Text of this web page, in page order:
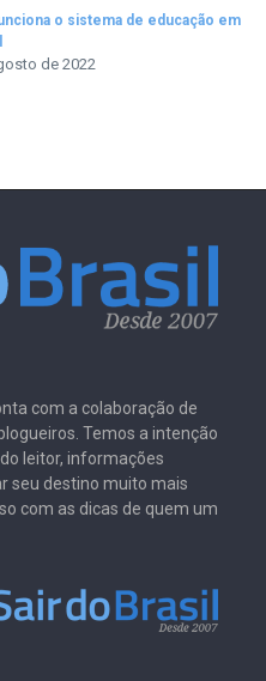
o sistema de educação em
de 2022
com a colaboração de
Temos a intenção
leitor, informações
seu destino muito mais
com as dicas de quem um